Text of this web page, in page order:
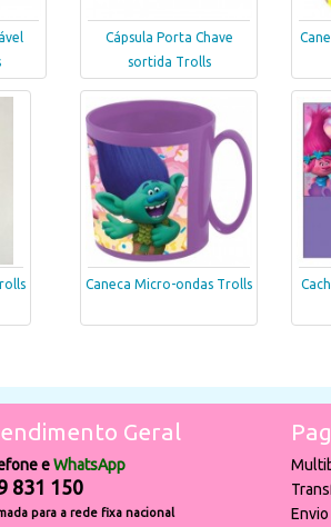
Cápsula Porta Chave
sortida Trolls
Caneca Micro-ondas Trolls
Geral
eWhatsApp
831 150
para a rede fixa nacional